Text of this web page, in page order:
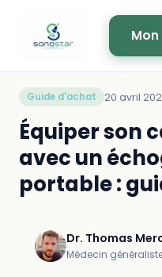
Guide d'achat 20 avril
Équiper son
avec un
portable :
Dr. Thomas
Médecin